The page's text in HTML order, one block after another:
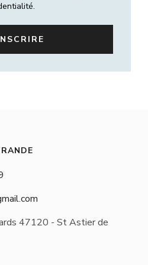
47120 - St Astier de